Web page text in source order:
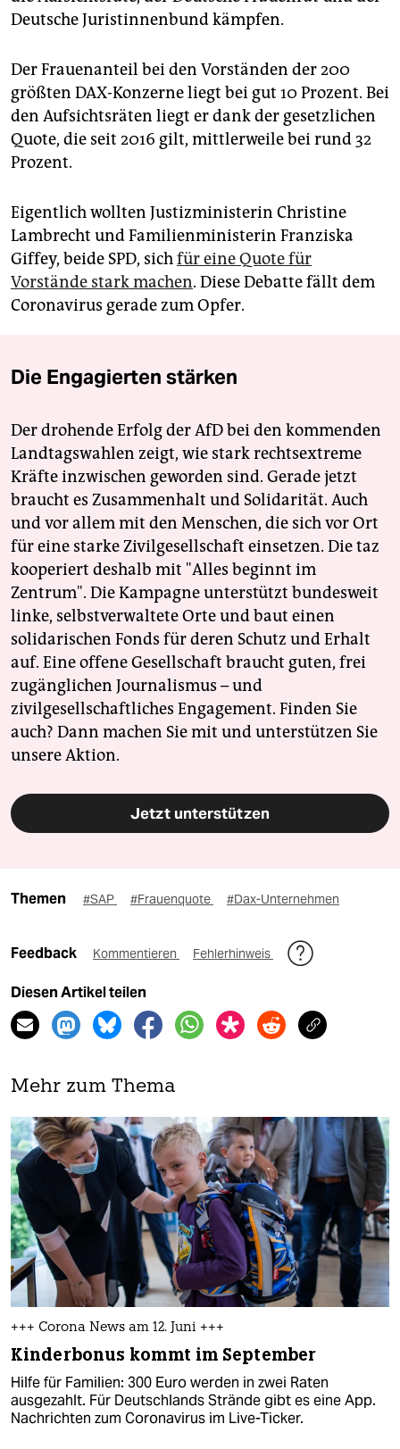
Deutsche Juristinnenbund kämpfen.
Der Frauenanteil bei den Vorständen der 200
größten DAX-Konzerne liegt bei gut 10 Prozent. Bei
den Aufsichtsräten liegt er dank der gesetzlichen
Quote, die seit 2016 gilt, mittlerweile bei rund 32
Prozent.
Eigentlich wollten Justizministerin Christine
Lambrecht und Familienministerin Franziska
Giffey, beide SPD, sichfür eine Quote für
Vorstände stark machen. Diese Debatte fällt dem
Coronavirus gerade zum Opfer.
Die Engagierten stärken
Der drohende Erfolg der AfD bei den kommenden
Landtagswahlen zeigt, wie stark rechtsextreme
Kräfte inzwischen geworden sind. Gerade jetzt
braucht es Zusammenhalt und Solidarität. Auch
und vor allem mit den Menschen, die sich vor Ort
für eine starke Zivilgesellschaft einsetzen. Die taz
kooperiert deshalb mit "Alles beginnt im
Zentrum". Die Kampagne unterstützt bundesweit
linke, selbstverwaltete Orte und baut einen
solidarischen Fonds für deren Schutz und Erhalt
auf. Eine offene Gesellschaft braucht guten, frei
zugänglichen Journalismus – und
zivilgesellschaftliches Engagement. Finden Sie
auch? Dann machen Sie mit und unterstützen Sie
unsere Aktion.
Jetzt unterstützen
Themen #SAP #Frauenquote #Dax-Unternehmen
Feedback Kommentieren Fehlerhinweis
Diesen Artikel teilen
Mehr zum Thema
+++ Corona News am 12. Juni +++
Kinderbonus kommt im September
Hilfe für Familien: 300 Euro werden in zwei Raten
ausgezahlt. Für Deutschlands Strände gibt es eine App.
Nachrichten zum Coronavirus im Live-Ticker.